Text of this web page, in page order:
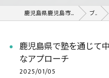
鹿児島県鹿児島市の塾ならまなびや つばめ ブログ
鹿児島県で塾を通じて
なアプローチ
2025/01/05